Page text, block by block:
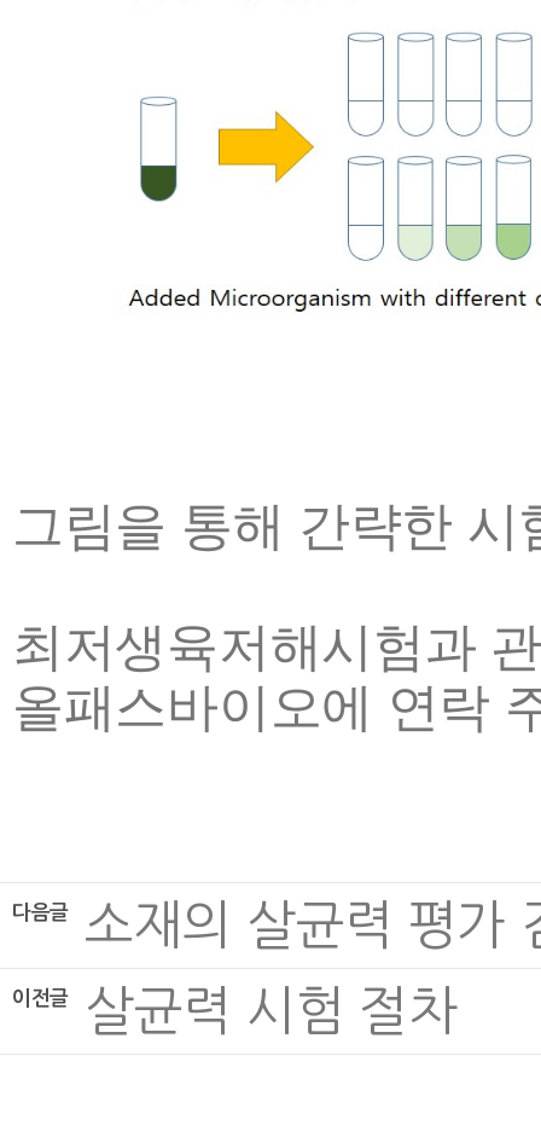
그림을 통해 간략한
최저생육저해시험과
올패스바이오에 연락
다음글 소재의 살균력 평가
이전글 살균력 시험 절차